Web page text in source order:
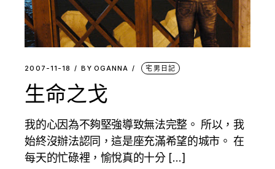
2007-11-18 BY OGANNA 宅男日記
生命之戈
我的心因為不夠堅強導致無法完整。 所以，我
始終沒辦法認同，這是座充滿希望的城市。 在
每天的忙碌裡，愉悅真的十分 […]